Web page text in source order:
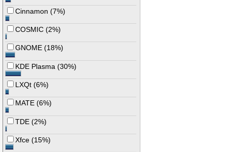
Cinnamon (7%)
COSMIC (2%)
GNOME (18%)
KDE Plasma (30%)
LXQt (6%)
MATE (6%)
TDE (2%)
Xfce (15%)